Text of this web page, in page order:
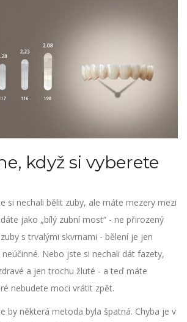
když si vyberete
si nechali bělit zuby, ale máte mezery mezi
jako „bílý zubní most“ - ne přirozený
s trvalými skvrnami - bělení je jen
Nebo jste si nechali dát fazety,
a jen trochu žluté - a teď máte
nebudete moci vrátit zpět.
by některá metoda byla špatná. Chyba je v